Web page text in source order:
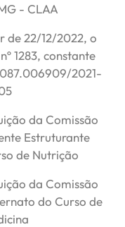
- CLAA
de 22/12/2022, o
1283, constante
2021-
da Comissão
Estruturante
de Nutrição
da Comissão
do Curso de